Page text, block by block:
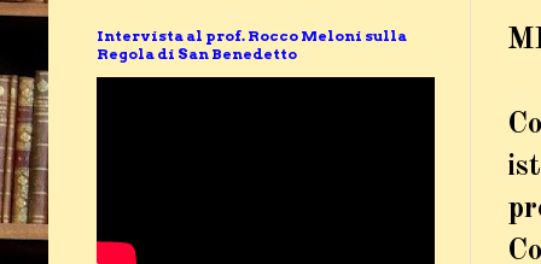
Intervista al prof. Rocco Meloni sulla
Regola di San Benedetto